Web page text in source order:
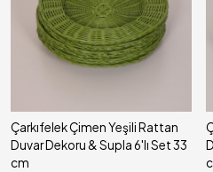
Çarkıfelek Çimen Yeşili Rattan
Duvar Dekoru & Supla 6'lı Set 33
cm